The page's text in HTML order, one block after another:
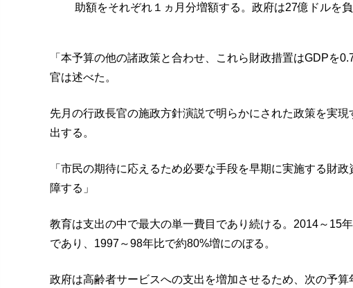
助額をそれぞれ１ヵ月分増額する。政府は27億ドルを負
「本予算の他の諸政策と合わせ、これら財政措置はGDPを
官は述べた。
先月の行政長官の施政方針演説で明らかにされた政策を実
出する。
「市民の期待に応えるため必要な手段を早期に実施する財
障する」
教育は支出の中で最大の単一費目であり続ける。2014～15
であり、1997～98年比で約80%増にのぼる。
政府は高齢者サービスへの支出を増加させるため、次の予